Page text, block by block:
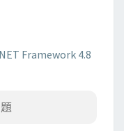
Framework 4.8